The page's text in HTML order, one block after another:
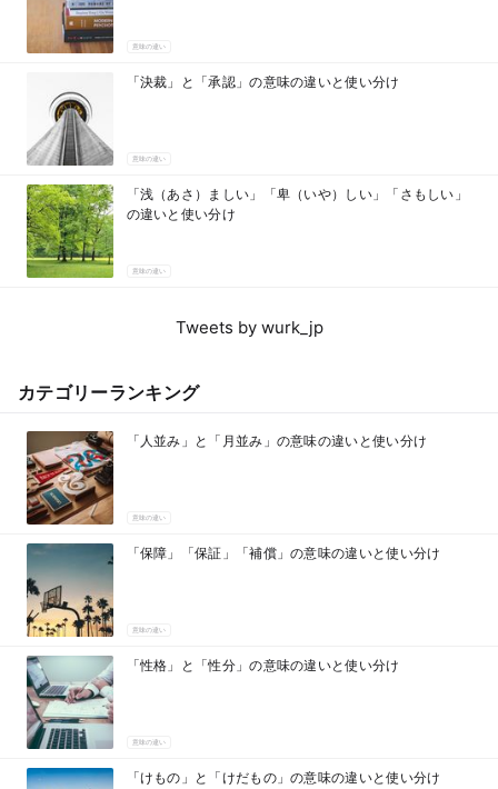
意味の違い
「決裁」と「承認」の意味の違いと使い分け
意味の違い
「浅（あさ）ましい」「卑（いや）しい」「さもしい」
の違いと使い分け
意味の違い
Tweets by wurk_jp
カテゴリーランキング
「人並み」と「月並み」の意味の違いと使い分け
意味の違い
「保障」「保証」「補償」の意味の違いと使い分け
意味の違い
「性格」と「性分」の意味の違いと使い分け
意味の違い
「けもの」と「けだもの」の意味の違いと使い分け